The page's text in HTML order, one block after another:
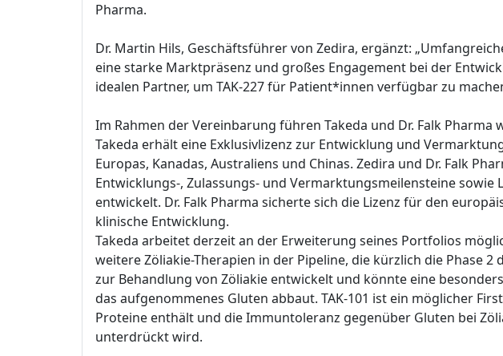
Pharma.
Dr. Martin Hils, Geschäftsführer von Zedira, ergänzt:
eine starke Marktpräsenz und großes Engagement bei der
idealen Partner, um TAK-227 für Patient*innen verfügbar zu
Im Rahmen der Vereinbarung führen Takeda und Dr. Falk
Takeda erhält eine Exklusivlizenz zur Entwicklung und
Europas, Kanadas, Australiens und Chinas. Zedira und Dr. Falk
Entwicklungs-, Zulassungs- und Vermarktungsmeilensteine
entwickelt. Dr. Falk Pharma sicherte sich die Lizenz für den
klinische Entwicklung.
Takeda arbeitet derzeit an der Erweiterung seines Portfolios
weitere Zöliakie-Therapien in der Pipeline, die kürzlich die Phase
zur Behandlung von Zöliakie entwickelt und könnte eine
das aufgenommenes Gluten abbaut. TAK-101 ist ein möglicher
Proteine enthält und die Immuntoleranz gegenüber Gluten bei
unterdrückt wird.